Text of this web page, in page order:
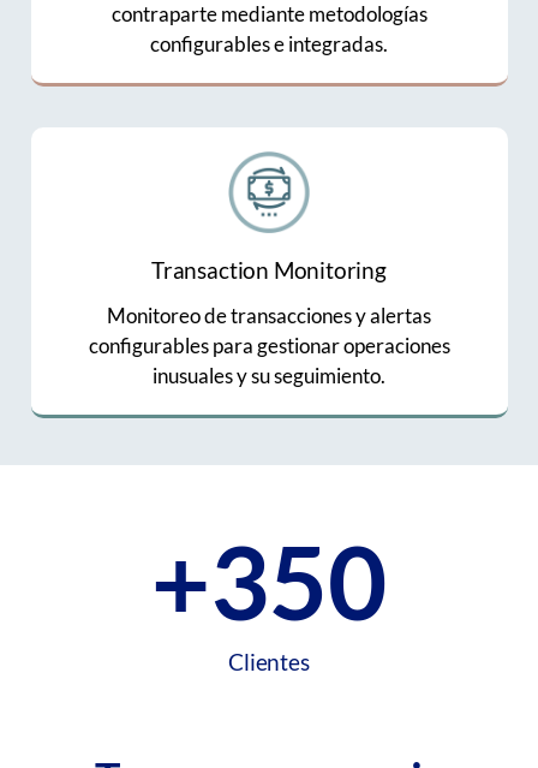
contraparte mediante metodologías
configurables e integradas.
Transaction Monitoring
Monitoreo de transacciones y alertas
configurables para gestionar operaciones
inusuales y su seguimiento.
+350
Clientes